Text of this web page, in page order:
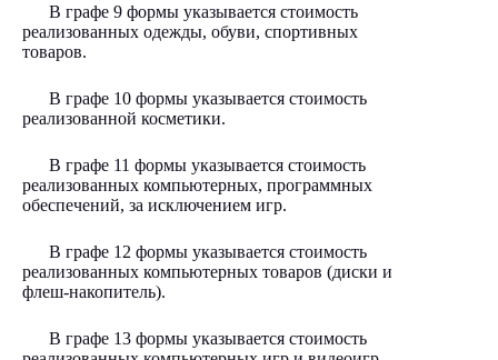
В графе 9 формы указывается стоимость
реализованных одежды, обуви, спортивных
товаров.
В графе 10 формы указывается стоимость
реализованной косметики.
В графе 11 формы указывается стоимость
реализованных компьютерных, программных
обеспечений, за исключением игр.
В графе 12 формы указывается стоимость
реализованных компьютерных товаров (диски и
флеш-накопитель).
В графе 13 формы указывается стоимость